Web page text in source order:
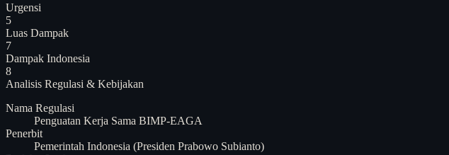
Urgensi
5
Luas Dampak
7
Dampak Indonesia
8
Analisis Regulasi & Kebijakan
Nama Regulasi
Penguatan Kerja Sama BIMP-EAGA
Penerbit
Pemerintah Indonesia (Presiden Prabowo Subianto)